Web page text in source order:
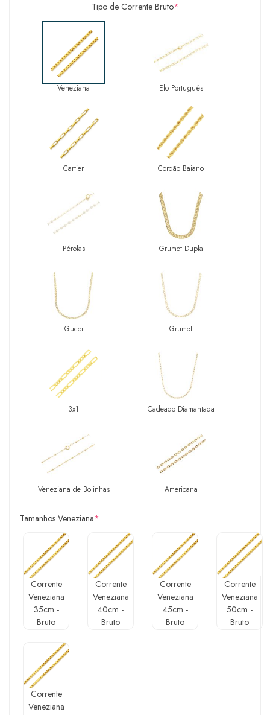
Tipo de Corrente Bruto*
Veneziana Elo Português
Cartier Cordão Baiano
Pérolas Grumet Dupla
Gucci Grumet
3x1 Cadeado Diamantada
Veneziana de Bolinhas Americana
Tamanhos Veneziana*
Corrente
Veneziana
35cm -
Bruto
Corrente
Veneziana
40cm -
Bruto
Corrente
Veneziana
45cm -
Bruto
Corrente
Veneziana
50cm -
Bruto
Corrente
Veneziana